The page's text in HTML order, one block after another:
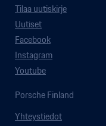
Tilaa uutiskirje
Uutiset
Facebook
Instagram
Youtube
Porsche Finland
Yhteystiedot